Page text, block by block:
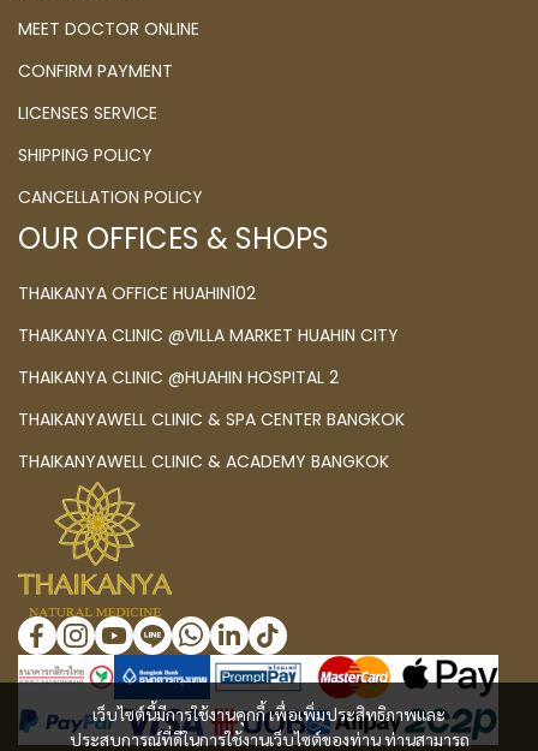
เว็บไซต์นี้มีการใช้งานคุกกี้ เพื่อเพิ่มประสิทธิภาพและ
ประสบการณ์ที่ดีในการใช้งานเว็บไซต์ของท่าน ท่านสามารถ
MEET DOCTOR ONLINE
CONFIRM PAYMENT
LICENSES SERVICE
SHIPPING POLICY
CANCELLATION POLICY
OUR OFFICES & SHOPS
THAIKANYA OFFICE HUAHIN102
THAIKANYA CLINIC @VILLA MARKET HUAHIN CITY
THAIKANYA CLINIC @HUAHIN HOSPITAL 2
THAIKANYAWELL CLINIC & SPA CENTER BANGKOK
THAIKANYAWELL CLINIC & ACADEMY BANGKOK